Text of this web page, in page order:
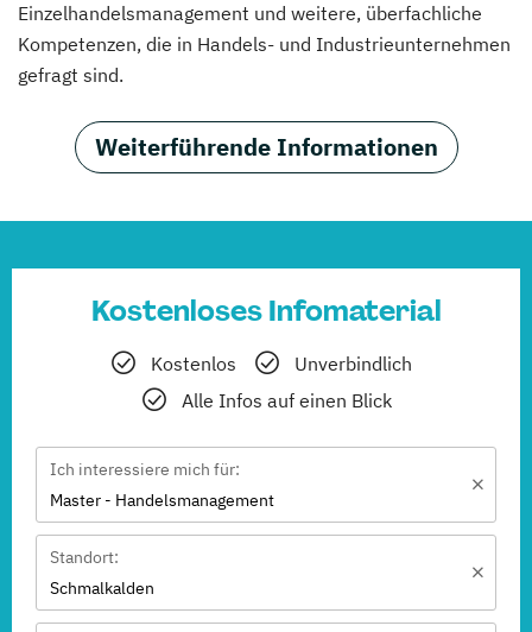
Einzelhandelsmanagement und weitere, überfachliche
Kompetenzen, die in Handels- und Industrieunternehmen
gefragt sind.
Weiterführende Informationen
Kostenloses Infomaterial
Kostenlos
Unverbindlich
Alle Infos auf einen Blick
Ich interessiere mich für:
Master - Handelsmanagement
Standort:
Schmalkalden